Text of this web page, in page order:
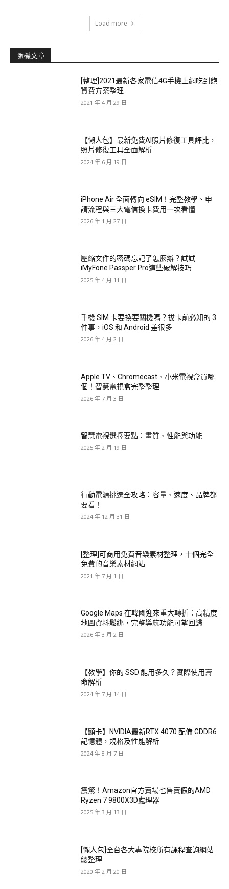
Load more
隨機文章
[整理]2021最新各家電信4G手機上網吃到飽
資費方案整理
2021 年 4 月 29 日
【懶人包】最新免費AI照片修復工具評比，
照片修復工具全面解析
2024 年 6 月 19 日
iPhone Air 全面轉向 eSIM！完整教學、申
請流程與三大電信換卡費用一次看懂
2026 年 1 月 27 日
壓縮文件的密碼忘記了怎麼辦？試試
iMyFone Passper Pro這些破解技巧
2025 年 4 月 11 日
手機 SIM 卡要換要關機嗎？拔卡前必知的 3
件事，iOS 和 Android 差很多
2026 年 4 月 2 日
Apple TV、Chromecast、小米電視盒買哪
個！智慧電視盒完整整理
2026 年 7 月 3 日
智慧電視選擇要點：畫質、性能與功能
2025 年 2 月 19 日
行動電源挑選全攻略：容量、速度、品牌都
要看！
2024 年 12 月 31 日
[整理]可商用免費音樂素材整理，十個完全
免費的音樂素材網站
2021 年 7 月 1 日
Google Maps 在韓國迎來重大轉折：高精度
地圖資料鬆綁，完整導航功能可望回歸
2026 年 3 月 2 日
【教學】你的 SSD 能用多久？實際使用壽
命解析
2024 年 7 月 14 日
【顯卡】NVIDIA最新RTX 4070 配備 GDDR6
記憶體，規格及性能解析
2024 年 8 月 7 日
震驚！Amazon官方賣場也售賣假的AMD
Ryzen 7 9800X3D處理器
2025 年 3 月 13 日
[懶人包]全台各大專院校所有課程查詢網站
總整理
2020 年 2 月 20 日